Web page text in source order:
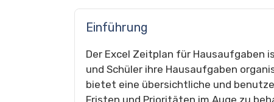
Einführung
Der Excel Zeitplan für Hausaufgaben
und Schüler ihre Hausaufgaben
bietet eine übersichtliche und
Fristen und Prioritäten im Auge zu